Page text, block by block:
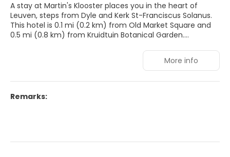
A stay at Martin's Klooster places you in the heart of
Leuven, steps from Dyle and Kerk St-Franciscus Solanus.
This hotel is 0.1 mi (0.2 km) from Old Market Square and
0.5 mi (0.8 km) from Kruidtuin Botanical Garden.
Take in the views from a terrace and a garden and make
use of amenities such as complimentary wireless internet
access. Additional amenities at this hotel include
concierge services, a television in a common area, and a
banquet hall.
programming is available for your entertainment. Private
More info
Remarks: